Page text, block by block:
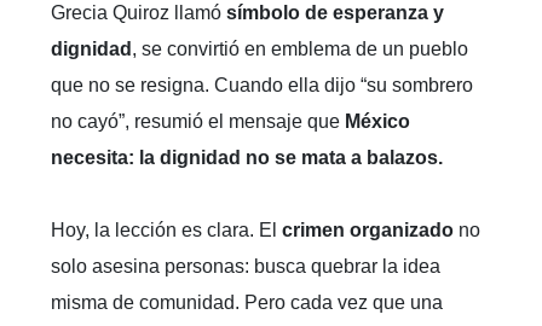
Grecia Quiroz llamó símbolo de esperanza y
dignidad , se convirtió en emblema de un pueblo
que no se resigna. Cuando ella dijo “su sombrero
no cayó”, resumió el mensaje que México
necesita: la dignidad no se mata a balazos.
Hoy, la lección es clara. El crimen organizado no
solo asesina personas: busca quebrar la idea
misma de comunidad. Pero cada vez que una